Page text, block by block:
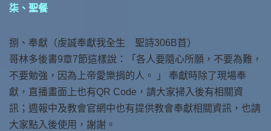
柒、聖餐
捌、奉獻（虔誠奉獻我全生 聖詩306B首）
哥林多後書9章7節這樣說：「各人要隨心所願，不要為難，
不要勉強，因為上帝愛樂捐的人。 」 奉獻時除了現場奉
獻，直播畫面上也有QR Code，請大家掃入後有相關資
訊；週報中及教會官網中也有提供教會奉獻相關資訊，也請
大家點入後使用，謝謝。